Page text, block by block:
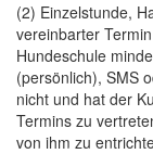
(2) Einzelstunde,
vereinbarter
Hundeschule
(persönlich), SMS
nicht und hat der
Termins zu
von ihm zu